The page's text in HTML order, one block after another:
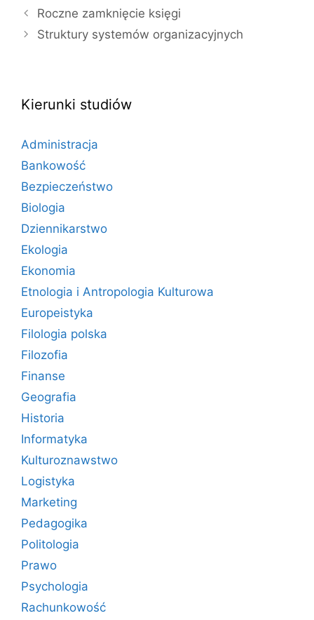
Roczne zamknięcie księgi
Struktury systemów organizacyjnych
Kierunki studiów
Administracja
Bankowość
Bezpieczeństwo
Biologia
Dziennikarstwo
Ekologia
Ekonomia
Etnologia i Antropologia Kulturowa
Europeistyka
Filologia polska
Filozofia
Finanse
Geografia
Historia
Informatyka
Kulturoznawstwo
Logistyka
Marketing
Pedagogika
Politologia
Prawo
Psychologia
Rachunkowość